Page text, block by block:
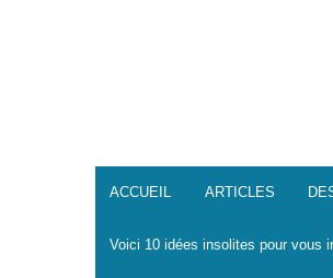
ACCUEIL ARTICLES
Voici 10 idées insolites pour vous